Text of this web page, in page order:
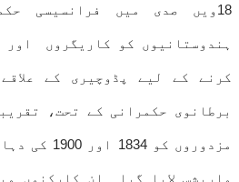
18ویں صدی میں فرانسیسی
ہندوستانیوں کو کاریگروں
کرنے کے لیے پڈوچیری کے
برطانوی حکمرانی کے تحت،
مزدوروں کو
ماریشس لایا گیا۔ ان کارکنوں